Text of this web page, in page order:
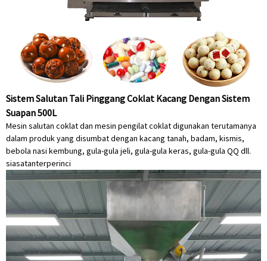
Sistem Salutan Tali Pinggang Coklat Kacang Dengan Sistem
Suapan 500L
Mesin salutan coklat dan mesin pengilat coklat digunakan terutamanya
dalam produk yang disumbat dengan kacang tanah, badam, kismis,
bebola nasi kembung, gula-gula jeli, gula-gula keras, gula-gula QQ dll.
siasatanterperinci